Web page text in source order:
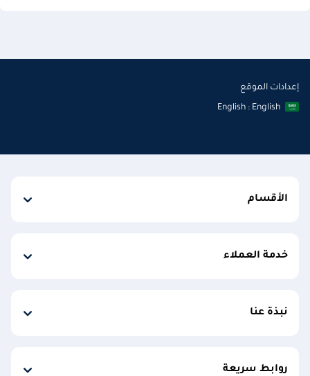
إعدادات الموقع
English : English
الأقسام
خدمة العملاء
نبذة عنا
روابط سريعة